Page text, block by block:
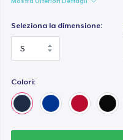
Seleziona la dimensione:
Colori: